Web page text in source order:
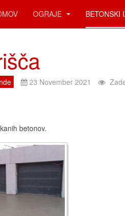
OGRAJE BETONSKI
23 November 2021
betonov.